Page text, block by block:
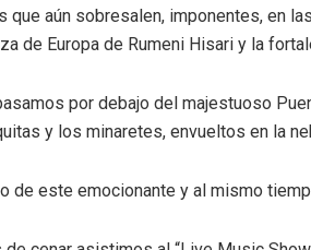
que aún sobresalen, imponentes, en
de Europa de Rumeni Hisari y la
por debajo del majestuoso
y los minaretes, envueltos en la
de este emocionante y al mismo